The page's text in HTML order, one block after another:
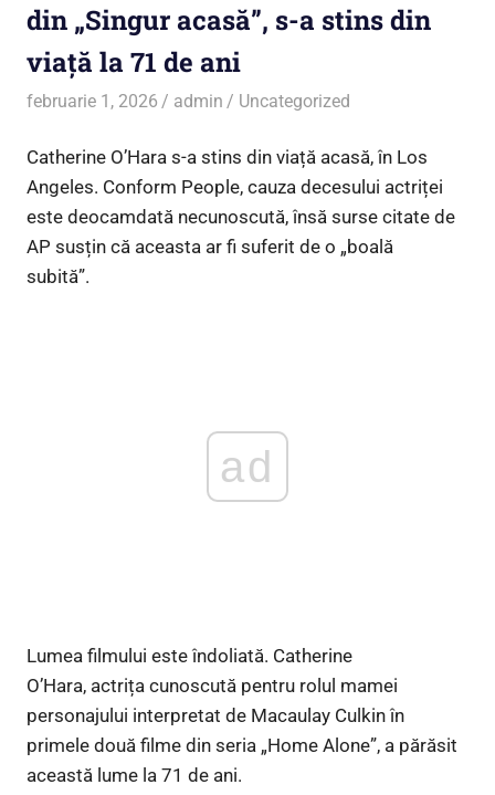
din „Singur acasă”, s-a stins din
viață la 71 de ani
februarie 1, 2026 admin Uncategorized
Catherine O’Hara s-a stins din viață acasă, în Los
Angeles. Conform People, cauza decesului actriței
este deocamdată necunoscută, însă surse citate de
AP susțin că aceasta ar fi suferit de o „boală
subită”.
ad
Lumea filmului este îndoliată. Catherine
O’Hara, actrița cunoscută pentru rolul mamei
personajului interpretat de Macaulay Culkin în
primele două filme din seria „Home Alone”, a părăsit
această lume la 71 de ani.